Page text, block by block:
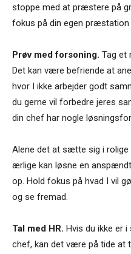
stoppe med at præstere på
fokus på din egen præstation
Prøv med forsoning. Tag et
Det kan være befriende at
hvor I ikke arbejder godt
du gerne vil forbedre jeres
din chef har nogle
Alene det at sætte sig i
ærlige kan løsne en
op. Hold fokus på hvad I vil
og se fremad.
Tal med HR. Hvis du ikke er
chef, kan det være på tide at